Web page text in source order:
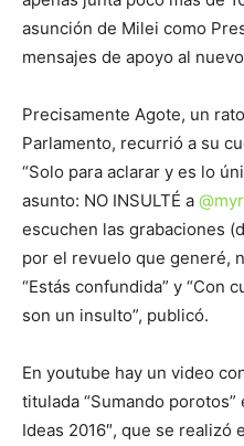
asunción de Milei como
mensajes de apoyo al
Precisamente Agote, un
Parlamento, recurrió a su
“Solo para aclarar y es lo
asunto: NO INSULTÉ a
escuchen las grabaciones
por el revuelo que generé,
“Estás confundida” y “Con
son un insulto”, publicó.
En youtube hay un video
titulada “Sumando
Ideas 2016″, que se realizó